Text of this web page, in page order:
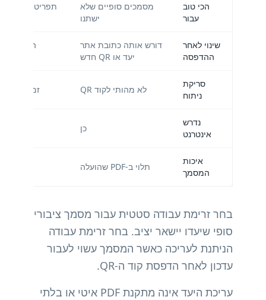
הכי טוב
עבור
מסמכים סופיים שלא
ישתנו
תפריטים,
שינוי לאחר
ההדפסה
דורש אותה כתובת אתר
יעד או QR חדש
החלף או
סריקת
ניתוח
לא מהותי לקוד QR זמין כאשר
נדרש
אינטרנט
כן
איכות
המסמך
תלוי ב-PDF שהועלה
בחר זרימת עבודה סטטית עבור מסמך ציבורי
סופי שיעדו יישאר יציב. בחר זרימת עבודה
הניתנת לעריכה כאשר המסמך עשוי לעבור
עדכון לאחר הדפסת קוד ה-QR.
עריכת היעד אינה מתקנת PDF איטי או בלתי